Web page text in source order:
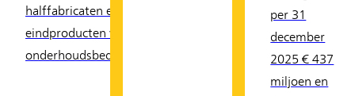
halffabricaten en
eindproducten van het
onderhoudsbedrijf.
per 31
december
2025 € 437
miljoen en